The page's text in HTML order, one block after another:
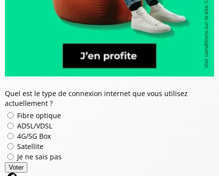
Quel est le type de connexion internet que vous utilisez
actuellement ?
Fibre optique
ADSL/VDSL
4G/5G Box
Satellite
Je ne sais pas
Voter